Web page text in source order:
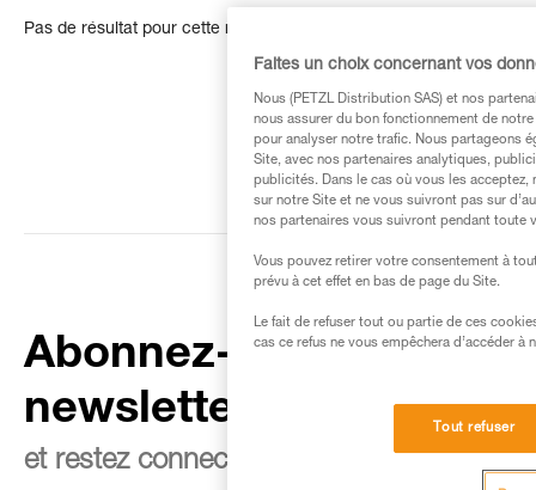
Pas de résultat pour cette recherche
Abonnez-vous à la
newsletter
et restez connecté à notre actualité
Faites un choix concernant vos
Nous (PETZL Distribution SAS) et nos
nous assurer du bon fonctionnement de
pour analyser notre trafic. Nous partageons
Site, avec nos partenaires analytiques,
publicités. Dans le cas où vous les
sur notre Site et ne vous suivront pas sur
nos partenaires vous suivront pendant toute
Vous pouvez retirer votre consentement à
prévu à cet effet en bas de page du Site.
Le fait de refuser tout ou partie de ces
cas ce refus ne vous empêchera d’accéder à
Tout refuser